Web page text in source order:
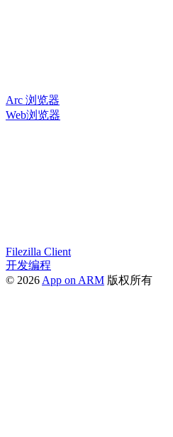
Arc 浏览器
Web浏览器
Filezilla Client
开发编程
© 2026 App on ARM 版权所有